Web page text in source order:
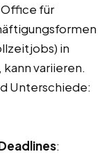
für
in
variieren.
Unterschiede:
: